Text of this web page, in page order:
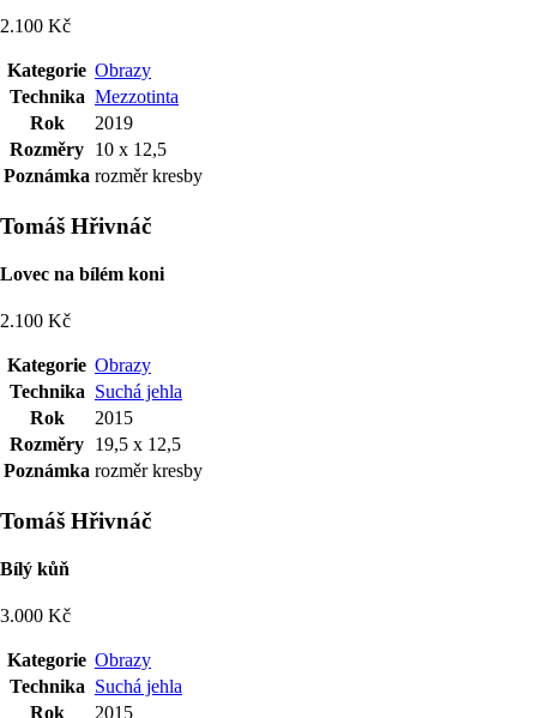
2.100 Kč
Kategorie Obrazy
Technika Mezzotinta
Rok
2019
Rozměry 10 x 12,5
Poznámka rozměr kresby
Tomáš Hřivnáč
Lovec na bílém koni
2.100 Kč
Kategorie Obrazy
Technika Suchá jehla
Rok
2015
Rozměry 19,5 x 12,5
Poznámka rozměr kresby
Tomáš Hřivnáč
Bílý kůň
3.000 Kč
Kategorie Obrazy
Technika Suchá jehla
Rok
2015